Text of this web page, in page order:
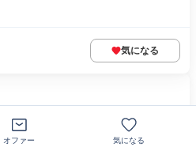
気になる
給25万円～／成果は収入とキャリ
オファー 気になる